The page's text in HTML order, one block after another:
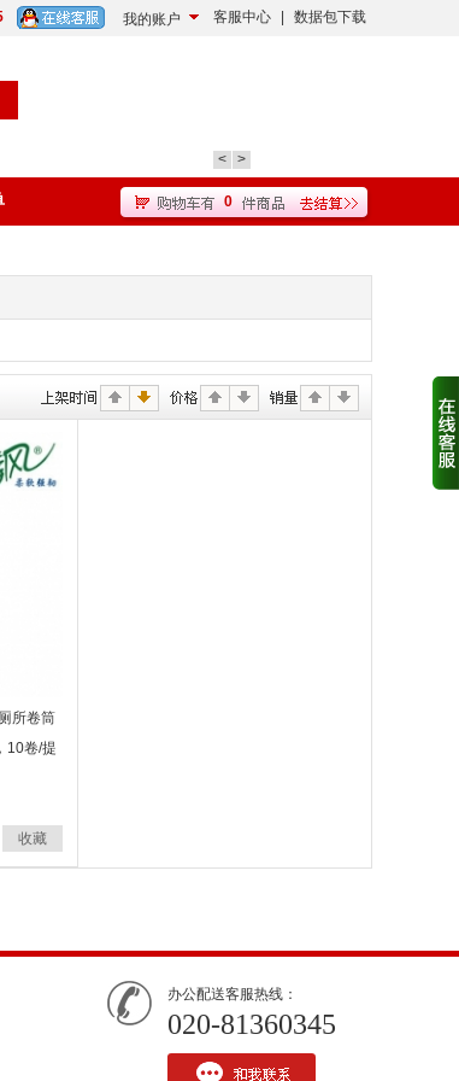
我的账户 客服中心 数据包下载
<
>
0
所卷筒
10卷/提
收藏
办公配送客服热线：
020-81360345